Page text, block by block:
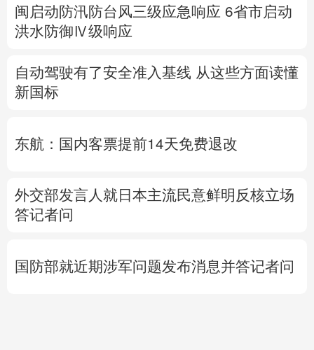
闽启动防汛防台风三级应急响应 6省市启动
洪水防御Ⅳ级响应
自动驾驶有了安全准入基线 从这些方面读懂
新国标
东航：国内客票提前14天免费退改
外交部发言人就日本主流民意鲜明反核立场
答记者问
国防部就近期涉军问题发布消息并答记者问